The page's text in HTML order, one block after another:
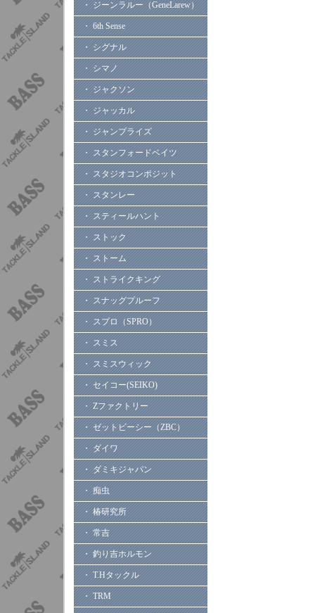
・ ジーンラルー（GeneLarew）
・ 6th Sense
・ シグナル
・ シマノ
・ ジャクソン
・ ジャッカル
・ ジャンプライズ
・ スタンフォードベイツ
・ スタジオコンポジット
・ スタンレー
・ スティールハント
・ ストック
・ ストーム
・ ストライクキング
・ スナッグプルーフ
・ スプロ（SPRO）
・ スミス
・ スミスウィック
・ セイコー(SEIKO)
・ Zファクトリー
・ ゼットビーシー（ZBC）
・ ダイワ
・ ダミキジャパン
・ 痴虫
・ 椿研究所
・ 常吉
・ 釣り吉ホルモン
・ T.Hタックル
・ TRM